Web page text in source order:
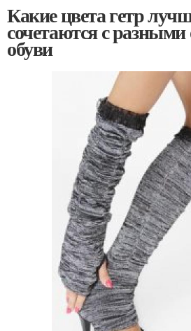
Какие цвета гетр
сочетаются с
обуви